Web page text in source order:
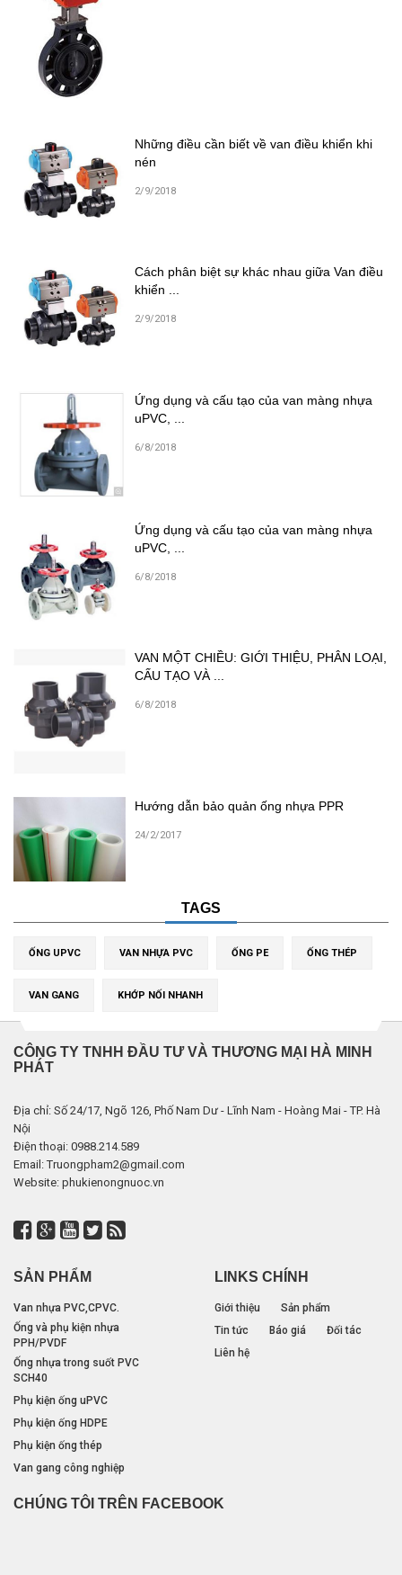
Những điều cần biết về van điều khiển khi
nén
2/9/2018
Cách phân biệt sự khác nhau giữa Van điều
khiển ...
2/9/2018
Ứng dụng và cấu tạo của van màng nhựa
uPVC, ...
6/8/2018
Ứng dụng và cấu tạo của van màng nhựa
uPVC, ...
6/8/2018
VAN MỘT CHIỀU: GIỚI THIỆU, PHÂN LOẠI,
CẤU TẠO VÀ ...
6/8/2018
Hướng dẫn bảo quản ống nhựa PPR
24/2/2017
TAGS
ỐNG UPVC VAN NHỰA PVC ỐNG PE ỐNG THÉP
VAN GANG KHỚP NỐI NHANH
CÔNG TY TNHH ĐẦU TƯ VÀ THƯƠNG MẠI HÀ MINH
PHÁT
Địa chỉ: Số 24/17, Ngõ 126, Phố Nam Dư - Lĩnh Nam - Hoàng Mai - TP. Hà
Nội
Điện thoại: 0988.214.589
Email: Truongpham2@gmail.com
Website: phukienongnuoc.vn
SẢN PHẨM
Van nhựa PVC,CPVC.
Ống và phụ kiện nhựa
PPH/PVDF
Ống nhựa trong suốt PVC
SCH40
Phụ kiện ống uPVC
Phụ kiện ống HDPE
Phụ kiện ống thép
Van gang công nghiệp
LINKS CHÍNH
Giới thiệu
Sản phẩm
Tin tức
Báo giá
Đối tác
Liên hệ
CHÚNG TÔI TRÊN FACEBOOK